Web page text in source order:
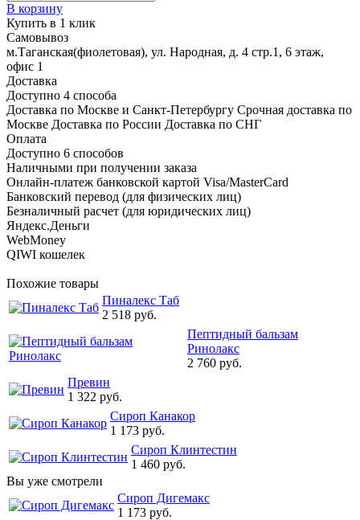
В корзину
Купить в 1 клик
Самовывоз
м.Таганская(фиолетовая), ул. Народная, д. 4 стр.1, 6 этаж,
офис 1
Доставка
Доступно 4 способа
Доставка по Москве и Санкт-Петербургу Срочная доставка по
Москве Доставка по России Доставка по СНГ
Оплата
Доступно 6 способов
Наличными при получении заказа
Онлайн-платеж банковской картой Visa/MasterCard
Банковский перевод (для физических лиц)
Безналичный расчет (для юридических лиц)
Яндекс.Деньги
WebMoney
QIWI кошелек
Похожие товары
Пиналекс Таб
2 518 руб.
Пептидный бальзам
Ринолакс
2 760 руб.
Превин
1 322 руб.
Сироп Канакор
1 173 руб.
Сироп Клинтестин
1 460 руб.
Вы уже смотрели
Сироп Дигемакс
1 173 руб.